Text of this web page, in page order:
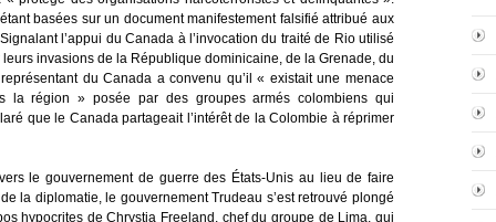
basées sur un document manifestement falsifié attribué aux
l’appui du Canada à l’invocation du traité de Rio utilisé
invasions de la République dominicaine, de la Grenade, du
du Canada a convenu qu’il « existait une menace
la région » posée par des groupes armés colombiens qui
que le Canada partageait l’intérêt de la Colombie à réprimer
le gouvernement de guerre des États-Unis au lieu de faire
la diplomatie, le gouvernement Trudeau s’est retrouvé plongé
hypocrites de Chrystia Freeland, chef du groupe de Lima, qui